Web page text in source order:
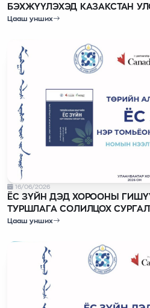
БЭХЖҮҮЛЭХЭД КАЗАКСТАН
АЖИЛЛАНА
Цааш унших
16/06/2026
ЁС ЗҮЙН ДЭД ХОРООНЫ
ТУРШЛАГА СОЛИЛЦОХ
АМЖИЛТТАЙ БОЛЖ
Цааш унших